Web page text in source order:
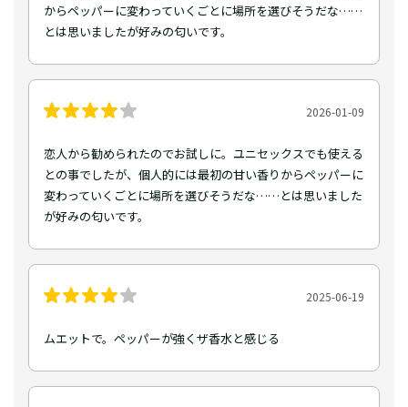
からペッパーに変わっていくごとに場所を選びそうだな……
とは思いましたが好みの匂いです。
2026-01-09
恋人から勧められたのでお試しに。ユニセックスでも使える
との事でしたが、個人的には最初の甘い香りからペッパーに
変わっていくごとに場所を選びそうだな……とは思いました
が好みの匂いです。
2025-06-19
ムエットで。ペッパーが強くザ香水と感じる